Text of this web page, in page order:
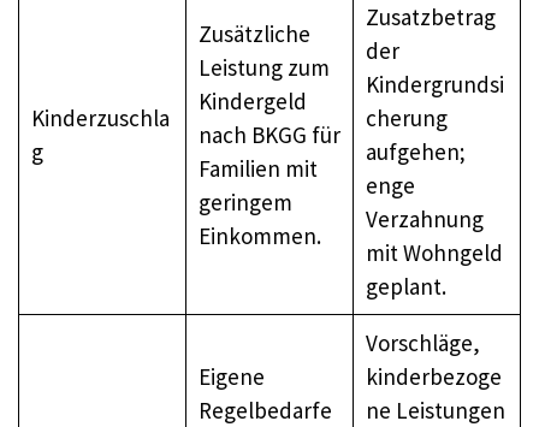
Kinderzuschla
g
Zusätzliche
Leistung zum
Kindergeld
nach BKGG für
Familien mit
geringem
Einkommen.
Zusatzbetrag
der
Kindergrundsi
cherung
aufgehen;
enge
Verzahnung
mit Wohngeld
geplant.
Eigene
Regelbedarfe
Vorschläge,
kinderbezoge
ne Leistungen